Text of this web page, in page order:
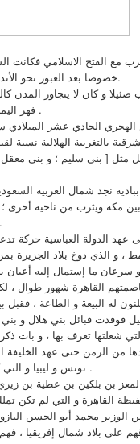
مع الفتح الاسلامي
خصوصا بعد العبور نحو الأندلس و من فقهاء يبتغون نشر الدين الإسلامي في البوادي الامازيغية.
و كان لا يتجاوز المدن
فهر اليمانية و التي تنتمي لها فاطمة الفهرية مؤسسة جامع القرويين بفاس .
الحادي عشر الميلادي
بالتغريبة الهلالية نسبة
مثل [ بني سليم ؛ و بني
نجد شمال العربية
مكة ويثرب من ناحية
المرعى إلى أن أتيحت لها الفرصة للظهور على الساحة السياسية .
عهد الدولة العباسية
و الذي دوخ بلاد الجزيرة
سرعان ما إستمال إليه
القاهرة شهور طوال ،
له البيعة و الطاعة ، فقبل
فوفدت قبائل بني هلال و
من الزمن حتى عهد
تونس و ليبيا و التي كانتا مقاطعتين تابعتان لها يحكمها بنو زيري بإسم الخليفة الفاطمي .
بن بلكين بن عطية بن زيري
حفيظة القاهرة و التي لم تكن
الوزير محمد أبو الحسن
على بلاد شمال إفريقيا ،